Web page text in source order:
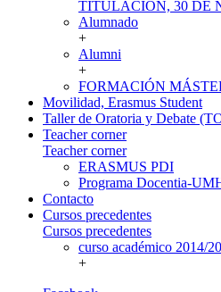
TITULACIÓN, 30 DE
Alumnado
+
Alumni
+
FORMACIÓN
Movilidad, Erasmus Student
Taller de Oratoria y Debate
Teacher corner
Teacher corner
ERASMUS PDI
Programa Docentia-
Contacto
Cursos precedentes
Cursos precedentes
curso académico 2014/
+